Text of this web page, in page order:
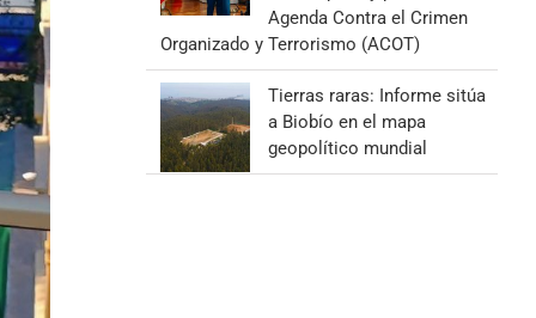
Agenda Contra el Crimen
Organizado y Terrorismo (ACOT)
Tierras raras: Informe sitúa
a Biobío en el mapa
geopolítico mundial